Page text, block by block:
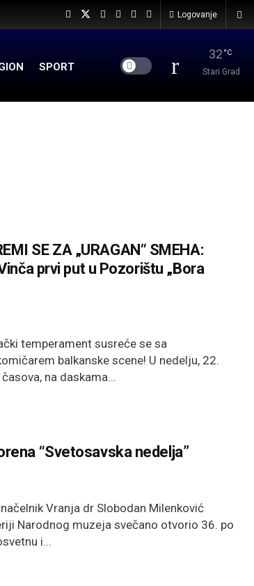
Logovanje
SPORT
32 °C
Stari Grad
SE ZA „URAGAN“ SMEHA:
prvi put u Pozorištu „Bora
temperament susreće se sa
balkanske scene! U nedelju, 22.
na daskama...
“Svetosavska nedelja”
Vranja dr Slobodan Milenković
Narodnog muzeja svečano otvorio 36. po
i...